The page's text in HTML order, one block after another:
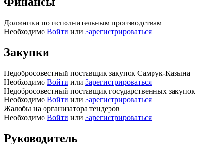
Должники по исполнительным производствам
Необходимо Войти или Зарегистрироваться
Закупки
Недобросовестный поставщик закупок Самрук-Казына
Необходимо Войти или Зарегистрироваться
Недобросовестный поставщик государственных закупок
Необходимо Войти или Зарегистрироваться
Жалобы на организатора тендеров
Необходимо Войти или Зарегистрироваться
Руководитель